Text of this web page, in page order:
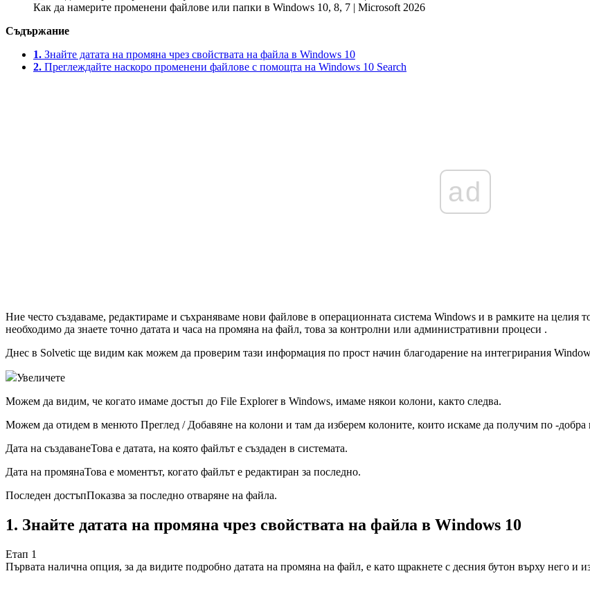
Как да намерите променени файлове или папки в Windows 10, 8, 7 | Microsoft 2026
Съдържание
1. Знайте датата на промяна чрез свойствата на файла в Windows 10
2. Преглеждайте наскоро променени файлове с помощта на Windows 10 Search
ad
Ние често създаваме, редактираме и съхраняваме нови файлове в операционната система Windows и в рамките на целия
необходимо да знаете точно датата и часа на промяна на файл, това за контролни или административни процеси .
Днес в Solvetic ще видим как можем да проверим тази информация по прост начин благодарение на интегрирания
Увеличете
Можем да видим, че когато имаме достъп до File Explorer в Windows, имаме някои колони, както следва.
Можем да отидем в менюто Преглед / Добавяне на колони и там да изберем колоните, които искаме да получим по -
Дата на създаванеТова е датата, на която файлът е създаден в системата.
Дата на промянаТова е моментът, когато файлът е редактиран за последно.
Последен достъпПоказва за последно отваряне на файла.
1. Знайте датата на промяна чрез свойствата на файла в Windows 10
Етап 1
Първата налична опция, за да видите подробно датата на промяна на файл, е като щракнете с десния бутон върху него и